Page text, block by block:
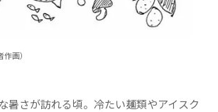
画）
暑さが訪れる頃。冷たい麺類やアイスク